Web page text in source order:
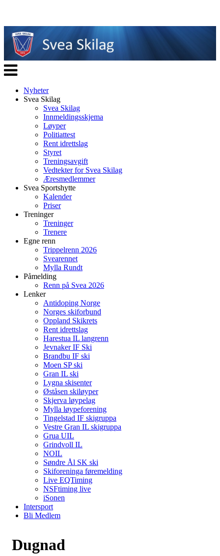
Veksle
navigasjon
Nyheter
Svea Skilag
Svea Skilag
Innmeldingsskjema
Løyper
Politiattest
Rent idrettslag
Styret
Treningsavgift
Vedtekter for Svea Skilag
Æresmedlemmer
Svea Sportshytte
Kalender
Priser
Treninger
Treninger
Trenere
Egne renn
Trippelrenn 2026
Svearennet
Mylla Rundt
Påmelding
Renn på Svea 2026
Lenker
Antidoping Norge
Norges skiforbund
Oppland Skikrets
Rent idrettslag
Harestua IL langrenn
Jevnaker IF Ski
Brandbu IF ski
Moen SP ski
Gran IL ski
Lygna skisenter
Øståsen skiløyper
Skjerva løypelag
Mylla løypeforening
Tingelstad IF skigruppa
Vestre Gran IL skigruppa
Grua UIL
Grindvoll IL
NOIL
Søndre Ål SK ski
Skiforeninga føremelding
Live EQTiming
NSFtiming live
iSonen
Intersport
Bli Medlem
Dugnad